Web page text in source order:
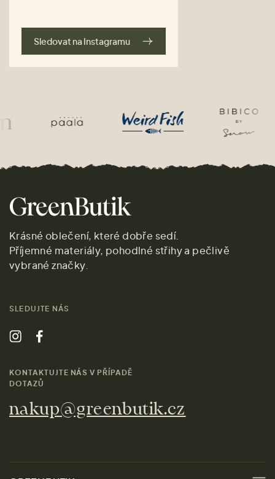
Sledovat na Instagramu
Krásné oblečení, které dobře sedí.
Příjemné materiály, pohodlné střihy a pečlivě
vybrané značky.
SLEDUJTE NÁS
KONTAKTUJTE NÁS V PŘÍPADĚ
DOTAZŮ
nakup@greenbutik.cz